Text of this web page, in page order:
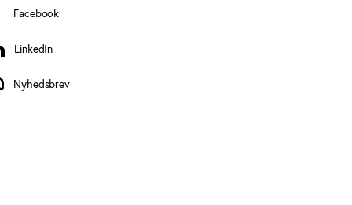
Facebook
LinkedIn
Nyhedsbrev